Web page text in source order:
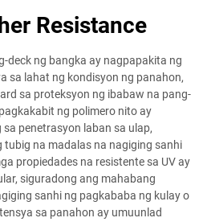
Resistance
deck ng bangka ay nagpapakita ng
sa lahat ng kondisyon ng panahon,
sa proteksyon ng ibabaw na pang-
ng polimero nito ay
penetrasyon laban sa ulap,
tubig na madalas na nagiging sanhi
propiedades na resistente sa UV ay
siguradong ang mahabang
sanhi ng pagkababa ng kulay o
sa panahon ay umuunlad